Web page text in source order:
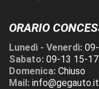
ORARIO
Lunedì - Venerdì:
Sabato: 09-13 15-17
Domenica: Chiuso
Mail: info@gegauto.it